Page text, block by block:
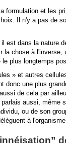
formulation et les
Il n'y a pas de
il est dans la
la chose à
plus longtemps
» et autres
une plus
de cela par
aussi, même
ou de son
à